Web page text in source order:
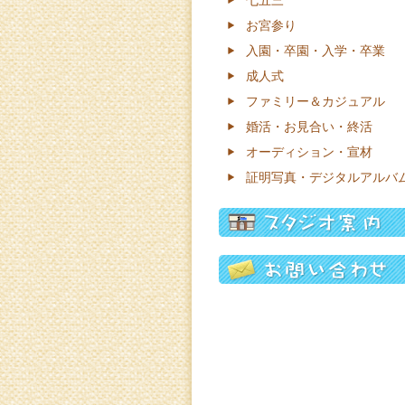
お宮参り
入園・卒園・入学・卒業
成人式
ファミリー＆カジュアル
婚活・お見合い・終活
オーディション・宣材
証明写真・デジタルアルバ